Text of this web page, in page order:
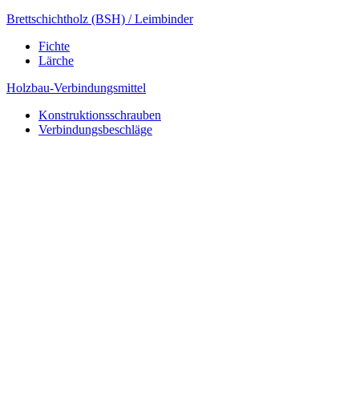
Brettschichtholz (BSH) / Leimbinder
Fichte
Lärche
Holzbau-Verbindungsmittel
Konstruktionsschrauben
Verbindungsbeschläge